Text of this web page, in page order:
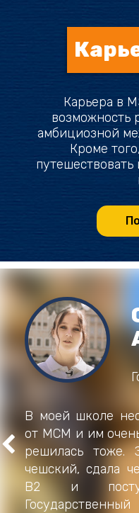
Карьера в
возможность
амбициозной
Кроме
путешествовать
В моей школе
от МСМ и им
решилась тоже.
чешский, сдала
B2 и